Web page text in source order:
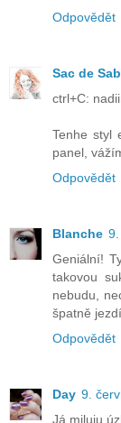
Odpovědět
Sac de
ctrl+C:
Tenhe styl
panel,
Odpovědět
Blanche
Geniální!
takovou
nebudu,
špatně
Odpovědět
Day 9.
Já miluju